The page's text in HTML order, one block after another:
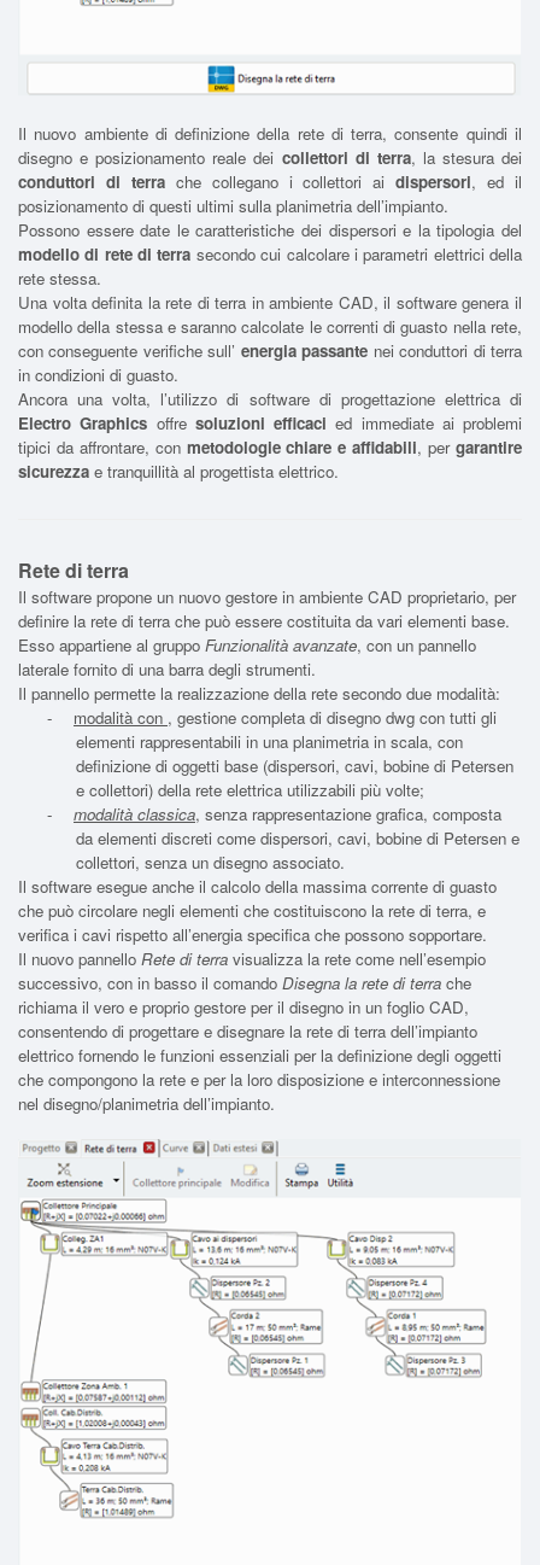
Il nuovo ambiente di definizione della rete di terra, consente quindi il
disegno e posizionamento reale dei collettori di terra, la stesura dei
conduttori di terrache collegano i collettori aidispersori, ed il
posizionamento di questi ultimi sulla planimetria dell’impianto.
Possono essere date le caratteristiche dei dispersori e la tipologia del
modello di rete di terra secondo cui calcolare i parametri elettrici della
rete stessa.
Una volta definita la rete di terra in ambiente CAD, il software genera il
modello della stessa e saranno calcolate le correnti di guasto nella rete,
con conseguente verifiche sull’ energia passante nei conduttori di terra
in condizioni di guasto.
Ancora una volta, l’utilizzo di software di progettazione elettrica di
Electro Graphics offre soluzioni efficacied immediate ai problemi
tipici da affrontare, con metodologie chiare e affidabili, pergarantire
sicurezza e tranquillità al progettista elettrico.
Rete di terra
Il software propone un nuovo gestore in ambiente CAD proprietario, per
definire la rete di terra che può essere costituita da vari elementi base.
Esso appartiene al gruppo Funzionalità avanzate, con un pannello
laterale fornito di una barra degli strumenti.
Il pannello permette la realizzazione della rete secondo due modalità:
-
modalità con , gestione completa di disegno dwg con tutti gli
elementi rappresentabili in una planimetria in scala, con
definizione di oggetti base (dispersori, cavi, bobine di Petersen
e collettori) della rete elettrica utilizzabili più volte;
-
modalità classica, senza rappresentazione grafica, composta
da elementi discreti come dispersori, cavi, bobine di Petersen e
collettori, senza un disegno associato.
Il software esegue anche il calcolo della massima corrente di guasto
che può circolare negli elementi che costituiscono la rete di terra, e
verifica i cavi rispetto all’energia specifica che possono sopportare.
Il nuovo pannello Rete di terra visualizza la rete come nell’esempio
successivo, con in basso il comando Disegna la rete di terra che
richiama il vero e proprio gestore per il disegno in un foglio CAD,
consentendo di progettare e disegnare la rete di terra dell’impianto
elettrico fornendo le funzioni essenziali per la definizione degli oggetti
che compongono la rete e per la loro disposizione e interconnessione
nel disegno/planimetria dell’impianto.